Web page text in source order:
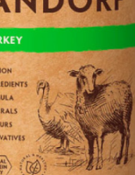
Восточная кухня
ингредиенты
Растительное
масло
Мука и отруби
Подарочные
наборы